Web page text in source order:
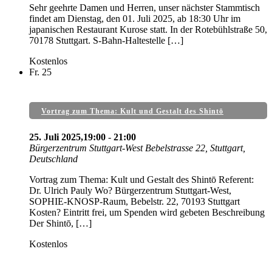
Sehr geehrte Damen und Herren, unser nächster Stammtisch
findet am Dienstag, den 01. Juli 2025, ab 18:30 Uhr im
japanischen Restaurant Kurose statt. In der Rotebühlstraße 50,
70178 Stuttgart. S-Bahn-Haltestelle […]
Kostenlos
Fr. 25
Vortrag zum Thema: Kult und Gestalt des Shintō
25. Juli 2025,19:00 - 21:00
Bürgerzentrum Stuttgart-West Bebelstrasse 22, Stuttgart,
Deutschland
Vortrag zum Thema: Kult und Gestalt des Shintō Referent:
Dr. Ulrich Pauly Wo? Bürgerzentrum Stuttgart-West,
SOPHIE-KNOSP-Raum, Bebelstr. 22, 70193 Stuttgart
Kosten? Eintritt frei, um Spenden wird gebeten Beschreibung
Der Shintō, […]
Kostenlos